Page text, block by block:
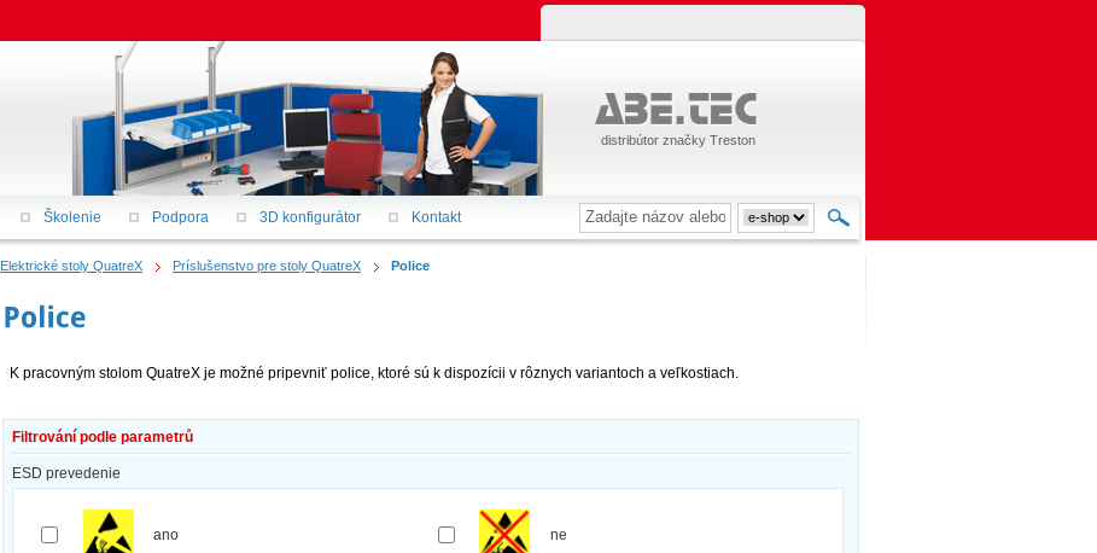
Elektrické stoly QuatreX Príslušenstvo pre stoly QuatreX Police
K pracovným stolom QuatreX je možné pripevniť police, ktoré sú k dispozícii v rôznych variantoch a veľkostiach.
Filtrování podle parametrů
ESD prevedenie
ano ne
distribútor značky Treston
Školenie Podpora 3D konfigurátor Kontakt